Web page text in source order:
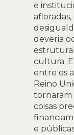
e
deveria
cultura.
entre os
Reino
tornaram
coisas
e